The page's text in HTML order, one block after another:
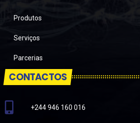
Produtos
Serviços
Parcerias
CONTACTOS
+244 946 160 016